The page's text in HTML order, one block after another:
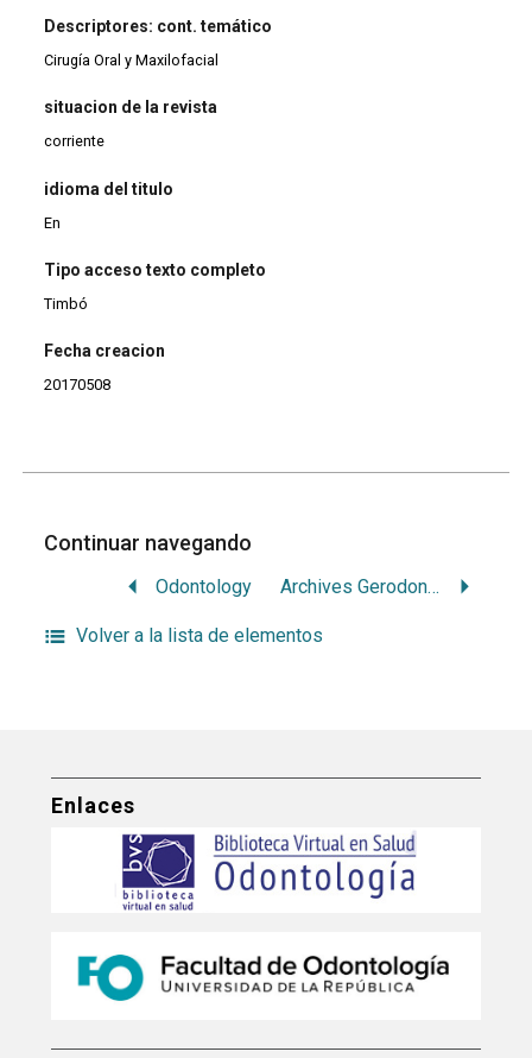
Descriptores: cont. temático
Cirugía Oral y Maxilofacial
situacion de la revista
corriente
idioma del titulo
En
Tipo acceso texto completo
Timbó
Fecha creacion
20170508
Continuar navegando
Odontology Archives Gerodontology and Geriatrics
Volver a la lista de elementos
Enlaces